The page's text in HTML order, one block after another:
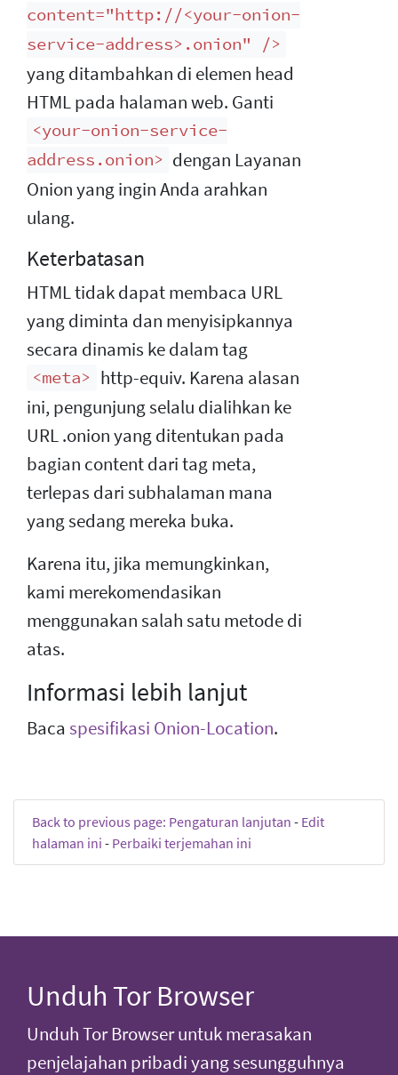
content="http://<your-onion-
service-address>.onion" />
yang ditambahkan di elemen head
HTML pada halaman web. Ganti
<your-onion-service-
address.onion> dengan Layanan
Onion yang ingin Anda arahkan
ulang.
Keterbatasan
HTML tidak dapat membaca URL
yang diminta dan menyisipkannya
secara dinamis ke dalam tag
<meta> http-equiv. Karena alasan
ini, pengunjung selalu dialihkan ke
URL .onion yang ditentukan pada
bagian content dari tag meta,
terlepas dari subhalaman mana
yang sedang mereka buka.
Karena itu, jika memungkinkan,
kami merekomendasikan
menggunakan salah satu metode di
atas.
Informasi lebih lanjut
Baca spesifikasi Onion-Location.
Back to previous page: Pengaturan lanjutan - Edit
halaman ini - Perbaiki terjemahan ini
Unduh Tor Browser
Unduh Tor Browser untuk merasakan
penjelajahan pribadi yang sesungguhnya